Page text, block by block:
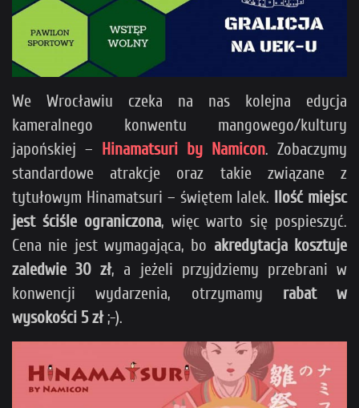
We Wrocławiu czeka na nas kolejna edycja
kameralnego konwentu mangowego/kultury
japońskiej – Hinamatsuri by Namicon. Zobaczymy
standardowe atrakcje oraz takie związane z
tytułowym Hinamatsuri – świętem lalek. Ilość miejsc
jest ściśle ograniczona, więc warto się pospieszyć.
Cena nie jest wymagająca, bo akredytacja kosztuje
zaledwie 30 zł, a jeżeli przyjdziemy przebrani w
konwencji wydarzenia, otrzymamy rabat w
wysokości 5 zł;-).